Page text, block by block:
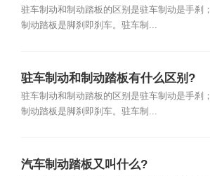
驻车制动和制动踏板的区别是驻车制动是手刹；
制动踏板是脚刹即刹车。驻车制...
驻车制动和制动踏板有什么区别?
驻车制动和制动踏板的区别是驻车制动是手刹；
制动踏板是脚刹即刹车。驻车制...
汽车制动踏板又叫什么?